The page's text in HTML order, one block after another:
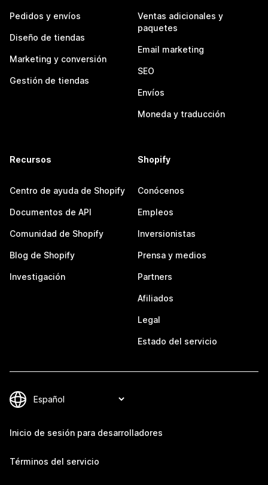
Pedidos y envíos
Diseño de tiendas
Marketing y conversión
Gestión de tiendas
Ventas adicionales y
paquetes
Email marketing
SEO
Envíos
Moneda y traducción
Recursos
Centro de ayuda de Shopify
Documentos de API
Comunidad de Shopify
Blog de Shopify
Investigación
Shopify
Conócenos
Empleos
Inversionistas
Prensa y medios
Partners
Afiliados
Legal
Estado del servicio
Inicio de sesión para desarrolladores
Términos del servicio